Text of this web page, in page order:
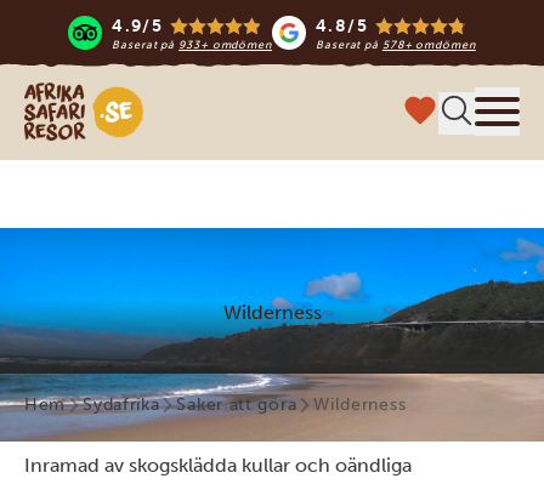
4.9/5
Baserat på 933+ omdömen
4.8/5
Baserat på 578+ omdömen
Safari-resor i Afrika
Wilderness
Hem Sydafrika Saker att göra Wilderness
Inramad av skogsklädda kullar och oändliga